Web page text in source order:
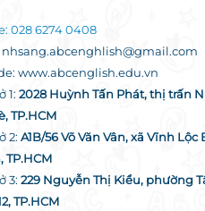
028 6274 0408
nhsang.abcenghlish@gmail.com
www.abcenglish.edu.vn
1: 2028 Huỳnh Tấn Phát, thị trấn
TP.HCM
2: A1B/56 Võ Văn Vân, xã Vĩnh
TP.HCM
3: 229 Nguyễn Thị Kiểu, phường
TP.HCM